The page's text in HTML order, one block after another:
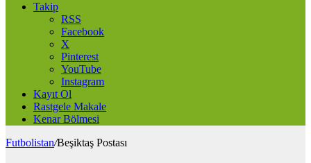
Takip
RSS
Facebook
X
Pinterest
YouTube
Instagram
Kayıt Ol
Rastgele Makale
Kenar Bölmesi
Futbolistan/Beşiktaş Postası